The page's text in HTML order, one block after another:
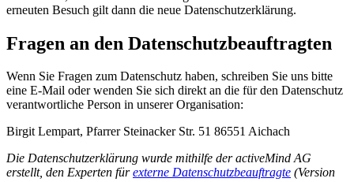
erneuten Besuch gilt dann die neue Datenschutzerklärung.
Fragen an den Datenschutzbeauftragten
Wenn Sie Fragen zum Datenschutz haben, schreiben Sie uns bitte
eine E-Mail oder wenden Sie sich direkt an die für den Datenschutz
verantwortliche Person in unserer Organisation:
Birgit Lempart, Pfarrer Steinacker Str. 51 86551 Aichach
Die Datenschutzerklärung wurde mithilfe der activeMind AG
erstellt, den Experten fürexterne Datenschutzbeauftragte (Version